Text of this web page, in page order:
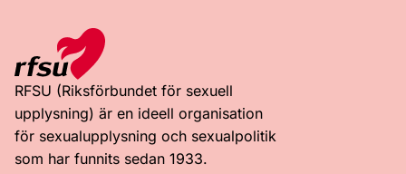
RFSU (Riksförbundet för sexuell
upplysning) är en ideell organisation
för sexualupplysning och sexualpolitik
som har funnits sedan 1933.